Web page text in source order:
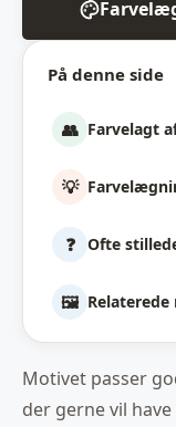
På denne side
👥 Farvelagt
💡
❓ Ofte
🖼️
Motivet passer
der gerne vil